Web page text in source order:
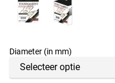
Diameter (in mm)